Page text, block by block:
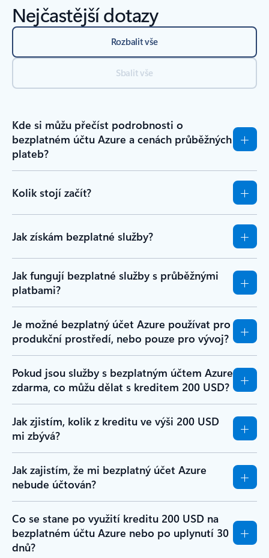
Nejčastější dotazy
Rozbalit vše
Sbalit vše
Kde si můžu přečíst podrobnosti o
bezplatném účtu Azure a cenách průběžných
plateb?
Kolik stojí začít?
Jak získám bezplatné služby?
Jak fungují bezplatné služby s průběžnými
platbami?
Je možné bezplatný účet Azure používat pro
produkční prostředí, nebo pouze pro vývoj?
Pokud jsou služby s bezplatným účtem Azure
zdarma, co můžu dělat s kreditem 200 USD?
Jak zjistím, kolik z kreditu ve výši 200 USD
mi zbývá?
Jak zajistím, že mi bezplatný účet Azure
nebude účtován?
Co se stane po využití kreditu 200 USD na
bezplatném účtu Azure nebo po uplynutí 30
dnů?